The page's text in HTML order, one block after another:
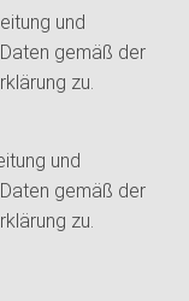
und
gemäß der
zu.
und
gemäß der
zu.